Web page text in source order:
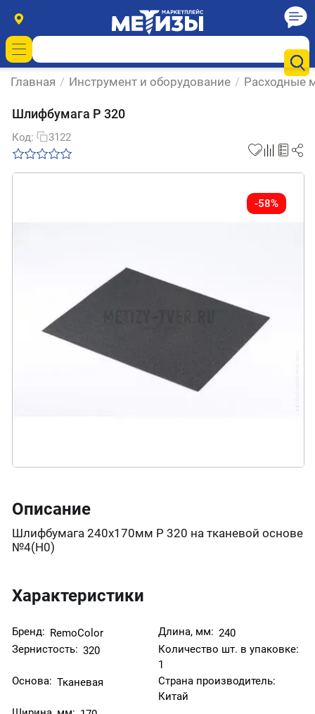
Главная / Инструмент и оборудование / Расходные
Шлифбумага Р 320
Код: 3122
-58%
Описание
Шлифбумага 240х170мм Р 320 на тканевой основе
№4(Н0)
Характеристики
Бренд: RemoColor Длина, мм: 240
Зернистость: 320
Количество шт. в упаковке:
1
Основа: Тканевая
Страна производитель:
Китай